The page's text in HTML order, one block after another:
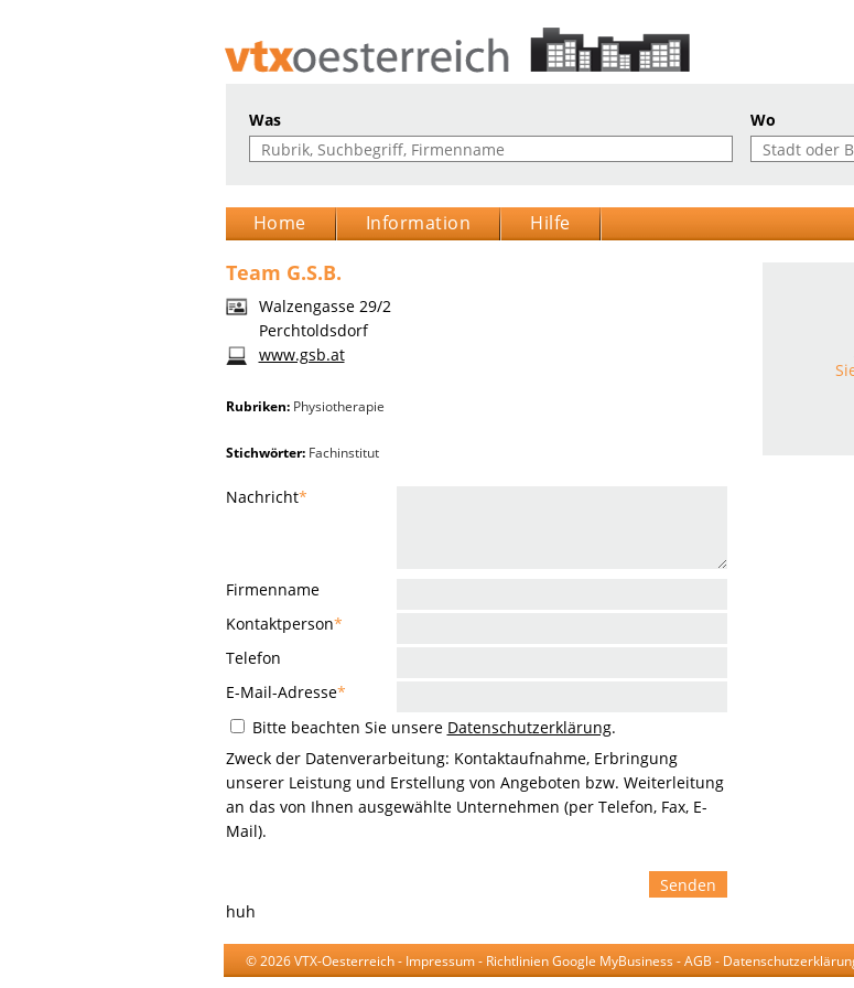
Was Wo
Home Information Hilfe
Team G.S.B.
Walzengasse 29/2
Perchtoldsdorf
www.gsb.at
Rubriken: Physiotherapie
Stichwörter:Fachinstitut
Nachricht*
Firmenname
Kontaktperson*
Telefon
E-Mail-Adresse*
Bitte beachten Sie unsere Datenschutzerklärung.
Zweck der Datenverarbeitung: Kontaktaufnahme, Erbringung
unserer Leistung und Erstellung von Angeboten bzw. Weiterleitung
an das von Ihnen ausgewählte Unternehmen (per Telefon, Fax, E-
Mail).
Senden
huh
© 2026 VTX-Oesterreich - Impressum- Richtlinien Google MyBusiness -AGB -